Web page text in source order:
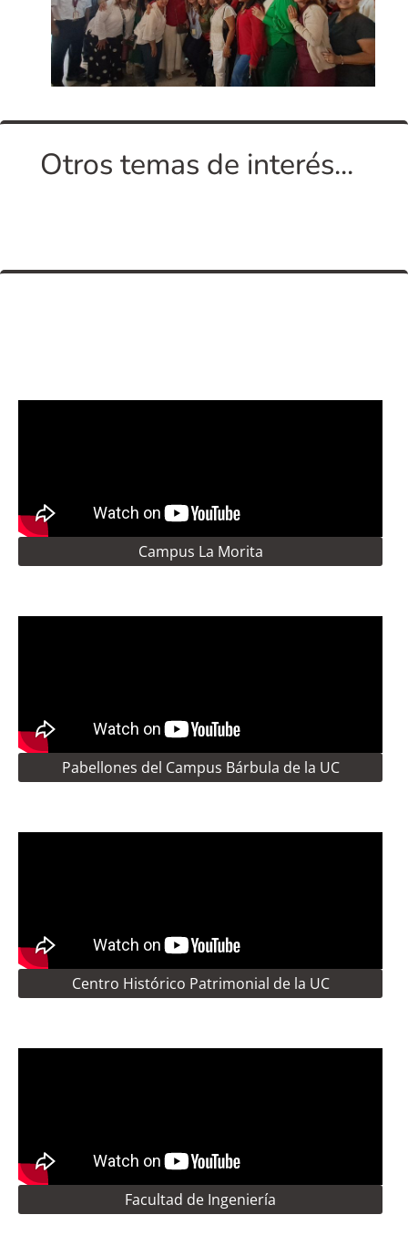
Otros temas de interés...
Campus La Morita
Pabellones del Campus Bárbula de la UC
Centro Histórico Patrimonial de la UC
Facultad de Ingeniería